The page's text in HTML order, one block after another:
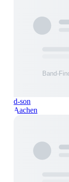
d-son
Aachen